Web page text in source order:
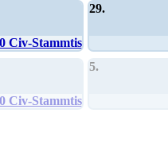
Civ-Stammtisch
29.
Civ-Stammtisch
5.